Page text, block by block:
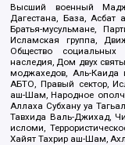
Высший военный
Дагестана, База, Асбат
Братья-мусульмане,
Исламская группа,
Общество
наследия, Дом двух
моджахедов, Аль-Каида
АБТО, Правый сектор,
аш-Шам, Народное
Аллаха Субхану уа
Тавхида Валь-Джихад,
исломи,
Хайят Тахрир аш-Шам,